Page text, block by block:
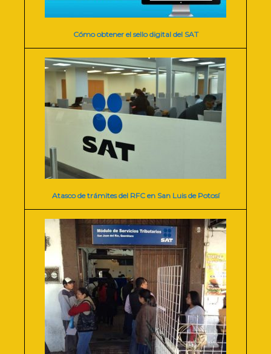
Cómo obtener el sello digital del SAT
Atasco de trámites del RFC en San Luis de Potosí